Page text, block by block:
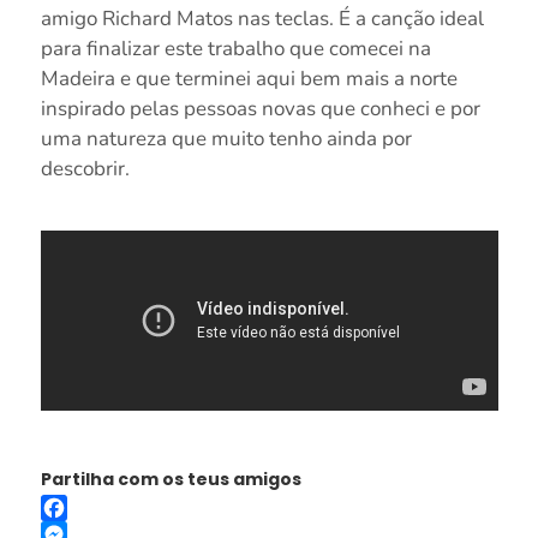
amigo Richard Matos nas teclas. É a canção ideal
para finalizar este trabalho que comecei na
Madeira e que terminei aqui bem mais a norte
inspirado pelas pessoas novas que conheci e por
uma natureza que muito tenho ainda por
descobrir.
Partilha com os teus amigos